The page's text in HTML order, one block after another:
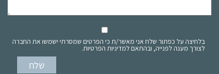
בלחיצה על כפתור שלח אני מאשר/ת כי הפרטים שמסרתי ישמשו את החברה
לצורך מענה לפנייה, ובהתאם למדיניות הפרטיות.